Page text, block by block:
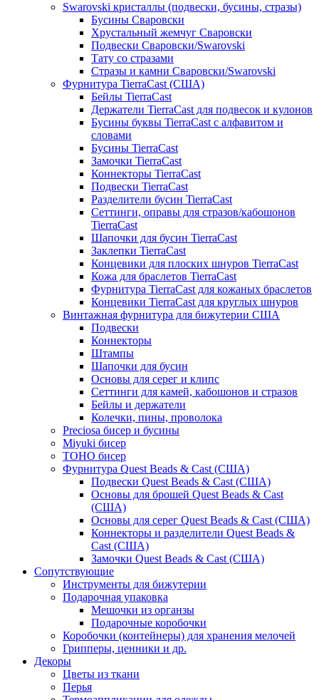
Swarovski кристаллы (подвески, бусины, стразы)
Бусины Сваровски
Хрустальный жемчуг Сваровски
Подвески Сваровски/Swarovski
Тату со стразами
Стразы и камни Сваровски/Swarovski
Фурнитура TierraCast (США)
Бейлы TierraCast
Держатели TierraCast для подвесок и кулонов
Бусины буквы TierraCast с алфавитом и
словами
Бусины TierraCast
Замочки TierraCast
Коннекторы TierraCast
Подвески TierraCast
Разделители бусин TierraCast
Сеттинги, оправы для стразов/кабошонов
TierraCast
Шапочки для бусин TierraCast
Заклепки TierraCast
Концевики для плоских шнуров TierraCast
Кожа для браслетов TierraCast
Фурнитура TierraCast для кожаных браслетов
Концевики TierraCast для круглых шнуров
Винтажная фурнитура для бижутерии США
Подвески
Коннекторы
Штампы
Шапочки для бусин
Основы для серег и клипс
Сеттинги для камей, кабошонов и стразов
Бейлы и держатели
Колечки, пины, проволока
Preciosa бисер и бусины
Miyuki бисер
TOHO бисер
Фурнитура Quest Beads & Cast (США)
Подвески Quest Beads & Cast (США)
Основы для брошей Quest Beads & Cast
(США)
Основы для серег Quest Beads & Cast (США)
Коннекторы и разделители Quest Beads &
Cast (США)
Замочки Quest Beads & Cast (США)
Сопутствующие
Инструменты для бижутерии
Подарочная упаковка
Мешочки из органзы
Подарочные коробочки
Коробочки (контейнеры) для хранения мелочей
Грипперы, ценники и др.
Декоры
Цветы из ткани
Перья